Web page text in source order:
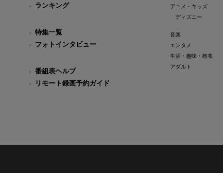
ランキング
特集一覧
フォトインタビュー
番組表ヘルプ
リモート録画予約ガイド
アニメ・キッズ
ディズニー
音楽
エンタメ
生活・趣味・教養
アダルト